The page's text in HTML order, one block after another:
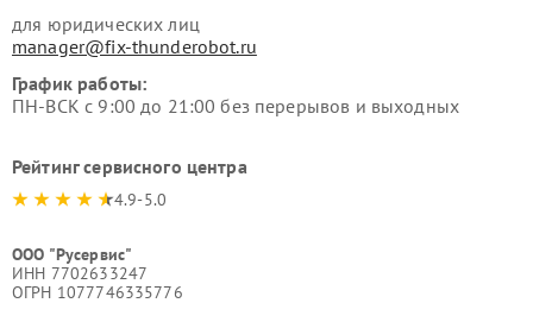
для юридических лиц
manager@fix-thunderobot.ru
График работы:
ПН-ВСК с 9:00 до 21:00 без перерывов и выходных
Рейтинг сервисного центра
4.9-5.0
ООО "Русервис"
ИНН 7702633247
ОГРН 1077746335776